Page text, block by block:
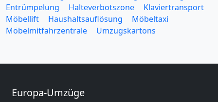
Entrümpelung
Halteverbotszone
Klaviertransport
Möbellift
Haushaltsauflösung
Möbeltaxi
Möbelmitfahrzentrale
Umzugskartons
Europa-Umzüge